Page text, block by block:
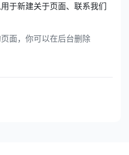
于新建关于页面、联系我们
面，你可以在后台删除